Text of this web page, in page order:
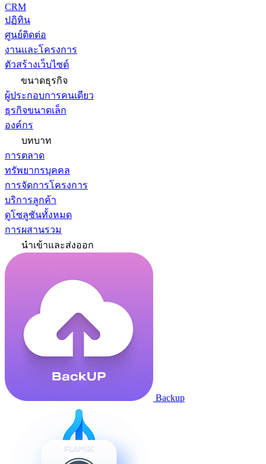
CRM
ปฏิทิน
ศูนย์ติดต่อ
งานและโครงการ
ตัวสร้างเว็บไซต์
ขนาดธุรกิจ
ผู้ประกอบการคนเดียว
ธุรกิจขนาดเล็ก
องค์กร
บทบาท
การตลาด
ทรัพยากรบุคคล
การจัดการโครงการ
บริการลูกค้า
ดูโซลูชันทั้งหมด
การผสานรวม
นำเข้าและส่งออก
Backup